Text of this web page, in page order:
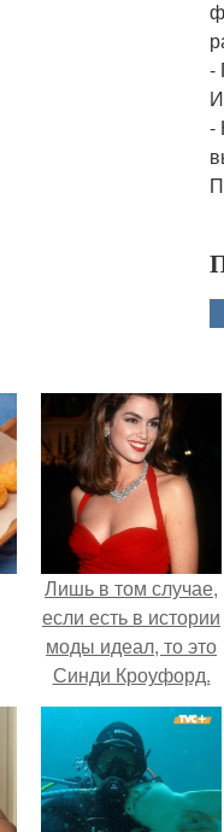
-
-
Лишь в том случае,
если есть в истории
моды идеал, то это
Синди Кроуфорд.